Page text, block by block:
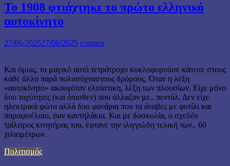
Το 1908 φτιάχτηκε το πρώτο ελληνικό
αυτοκίνητο
27/06/202527/06/2025 cosmos
Και όμως, το μαγικό αυτό τετράτροχο κυκλοφορούσε κάποτε στους
κάθε άλλο παρά πολυσύχναστους δρόμους. Όταν η λέξη
«αυτοκίνητο» ακουγόταν ελιτίστικη, λέξη των πλουσίων. Είχε μόνο
δυο ταχύτητες (και όπισθεν) που άλλαζαν με.. πεντάλ. Δεν είχε
ηλεκτρικά φώτα αλλά δυο φανάρια που τα άναβες με φυτίλι και
παραφινέλαιο, σαν καντηλάκια. Και με δυσκολία, ο σχεδόν
τρίλιτρος κινητήρας του, έφτανε την ιλιγγιώδη τελική των.. 60
χιλιομέτρων.
Πολιτισμός